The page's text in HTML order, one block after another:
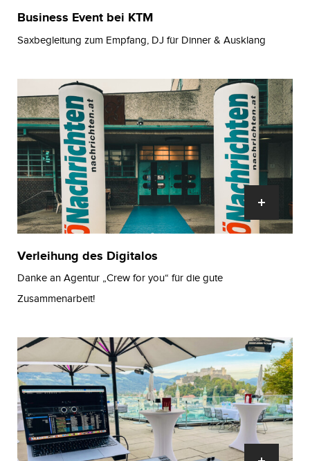
Business Event bei KTM
Saxbegleitung zum Empfang, DJ für Dinner & Ausklang
Verleihung des Digitalos
Danke an Agentur „Crew for you“ für die gute
Zusammenarbeit!